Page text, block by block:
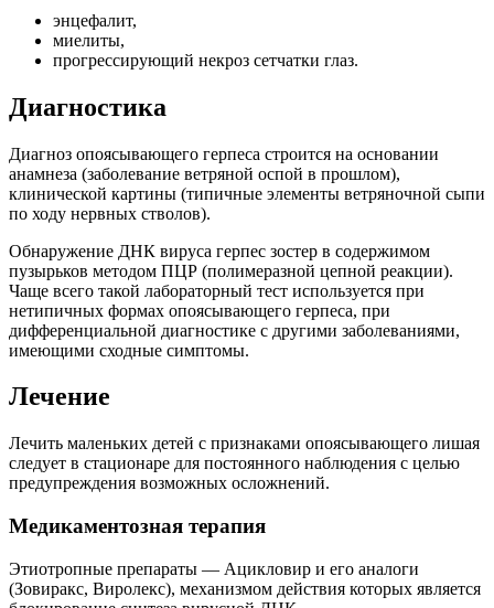
энцефалит,
миелиты,
прогрессирующий некроз сетчатки глаз.
Диагностика
Диагноз опоясывающего герпеса строится на основании
анамнеза (заболевание ветряной оспой в прошлом),
клинической картины (типичные элементы ветряночной сыпи
по ходу нервных стволов).
Обнаружение ДНК вируса герпес зостер в содержимом
пузырьков методом ПЦР (полимеразной цепной реакции).
Чаще всего такой лабораторный тест используется при
нетипичных формах опоясывающего герпеса, при
дифференциальной диагностике с другими заболеваниями,
имеющими сходные симптомы.
Лечение
Лечить маленьких детей с признаками опоясывающего лишая
следует в стационаре для постоянного наблюдения с целью
предупреждения возможных осложнений.
Медикаментозная терапия
Этиотропные препараты — Ацикловир и его аналоги
(Зовиракс, Виролекс), механизмом действия которых является